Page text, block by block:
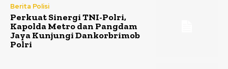
Berita Polisi
Perkuat Sinergi TNI-Polri,
Kapolda Metro dan Pangdam
Jaya Kunjungi Dankorbrimob
Polri